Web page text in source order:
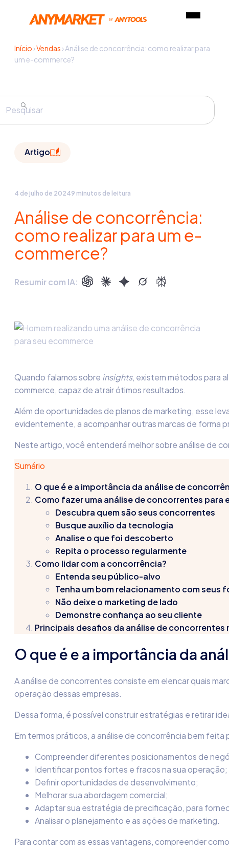
Início ›Vendas ›Análise de concorrência: como realizar para
um e-commerce?
Artigo
4 de julho de 20249 minutos de leitura
Análise de concorrência:
como realizar para um e-
commerce?
Resumir com IA:
Quando falamos sobre insights, existem métodos para
commerce, capaz de atrair ótimos resultados.
Além de oportunidades de planos de marketing, esse
evidentemente, a acompanhar outras marcas de forma
Neste artigo, você entenderá melhor sobreanálise de
Sumário
O que é e a importância da análise de
Como fazer uma análise de concorrentes para
Descubra quem são seus concorrentes
Busque auxílio da tecnologia
Analise o que foi descoberto
Repita o processo regularmente
Como lidar com a concorrência?
Entenda seu público-alvo
Tenha um bom relacionamento com seus
Não deixe o marketing de lado
Demonstre confiança ao seu cliente
Principais desafios da análise de concorrentes
O que é e a importância da
Aanálise de concorrentesconsiste em elencar quais
operação dessas empresas.
Dessa forma, é possível construir estratégias e retirar
Em termos práticos, aanálise de concorrênciabem feita
Compreender diferentes posicionamentos de
Identificar pontos fortes e fracos na sua operação;
Definir oportunidades de desenvolvimento;
Melhorar sua abordagem comercial;
Adaptar sua estratégia de precificação, para
Analisar o planejamento e as ações de marketing.
Para contar com as essas vantagens, compreender